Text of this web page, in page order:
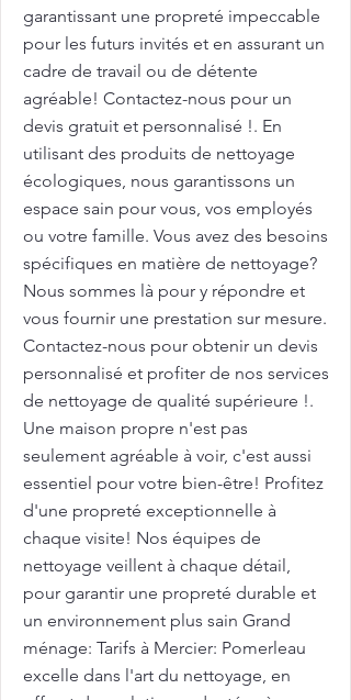
garantissant une propreté impeccable
pour les futurs invités et en assurant un
cadre de travail ou de détente
agréable! Contactez-nous pour un
devis gratuit et personnalisé !. En
utilisant des produits de nettoyage
écologiques, nous garantissons un
espace sain pour vous, vos employés
ou votre famille. Vous avez des besoins
spécifiques en matière de nettoyage?
Nous sommes là pour y répondre et
vous fournir une prestation sur mesure.
Contactez-nous pour obtenir un devis
personnalisé et profiter de nos services
de nettoyage de qualité supérieure !.
Une maison propre n'est pas
seulement agréable à voir, c'est aussi
essentiel pour votre bien-être! Profitez
d'une propreté exceptionnelle à
chaque visite! Nos équipes de
nettoyage veillent à chaque détail,
pour garantir une propreté durable et
un environnement plus sain Grand
ménage: Tarifs à Mercier: Pomerleau
excelle dans l'art du nettoyage, en